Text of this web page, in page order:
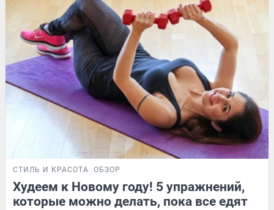
СТИЛЬ И КРАСОТА ОБЗОР
Худеем к Новому году! 5 упражнений,
которые можно делать, пока все едят